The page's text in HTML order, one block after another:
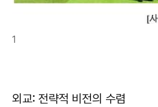
1
외교: 전략적 비전의 수렴